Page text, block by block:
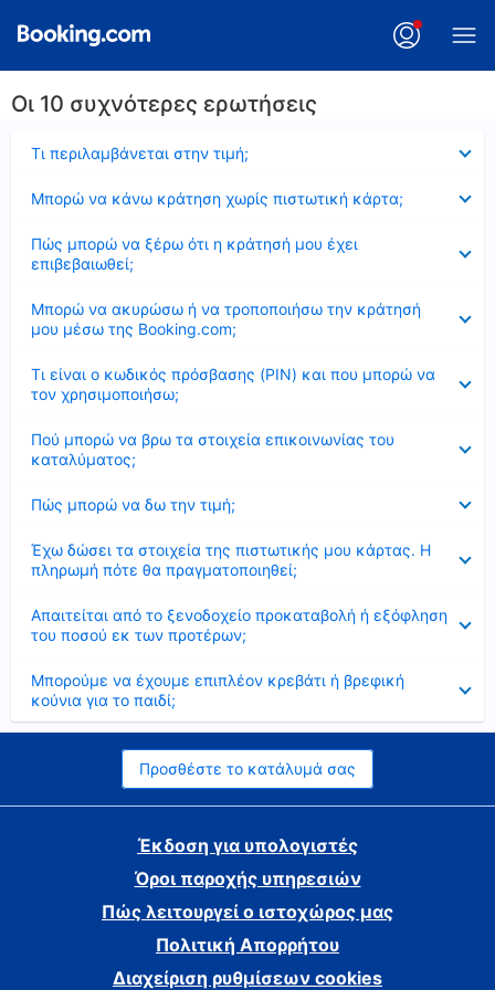
Οι 10 συχνότερες ερωτήσεις
Τι περιλαμβάνεται στην τιμή;
Μπορώ να κάνω κράτηση χωρίς πιστωτική κάρτα;
Πώς μπορώ να ξέρω ότι η κράτησή μου έχει
επιβεβαιωθεί;
Μπορώ να ακυρώσω ή να τροποποιήσω την κράτησή
μου μέσω της Booking.com;
Τι είναι ο κωδικός πρόσβασης (PIN) και που μπορώ να
τον χρησιμοποιήσω;
Πού μπορώ να βρω τα στοιχεία επικοινωνίας του
καταλύματος;
Πώς μπορώ να δω την τιμή;
Έχω δώσει τα στοιχεία της πιστωτικής μου κάρτας. Η
πληρωμή πότε θα πραγματοποιηθεί;
Απαιτείται από το ξενοδοχείο προκαταβολή ή εξόφληση
του ποσού εκ των προτέρων;
Μπορούμε να έχουμε επιπλέον κρεβάτι ή βρεφική
κούνια για το παιδί;
Προσθέστε το κατάλυμά σας
Έκδοση για υπολογιστές
Όροι παροχής υπηρεσιών
Πώς λειτουργεί ο ιστοχώρος μας
Πολιτική Απορρήτου
Διαχείριση ρυθμίσεων cookies